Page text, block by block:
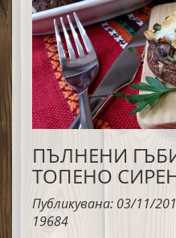
ПЪЛНЕНИ
ТОПЕНО
Публикувана: 03/11/
19684